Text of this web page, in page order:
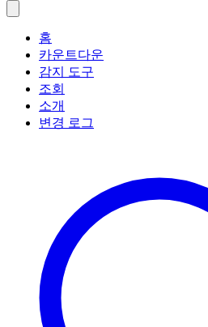
홈
카운트다운
감지 도구
조회
소개
변경 로그